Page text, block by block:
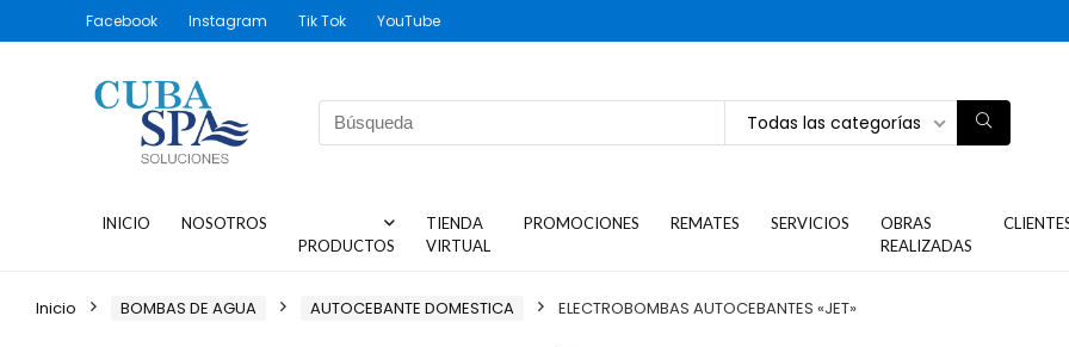
Facebook Instagram Tik Tok YouTube
Todas las categorías
INICIO
NOSOTROS
PRODUCTOS
TIENDA
VIRTUAL
PROMOCIONES REMATES SERVICIOS
OBRAS
REALIZADAS
Inicio BOMBAS DE AGUA AUTOCEBANTE DOMESTICA ELECTROBOMBAS AUTOCEBANTES «JET»